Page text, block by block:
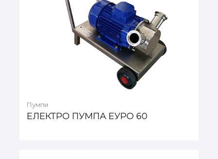
Пумпи
ЕЛЕКТРО ПУМПА ЕУРО 60